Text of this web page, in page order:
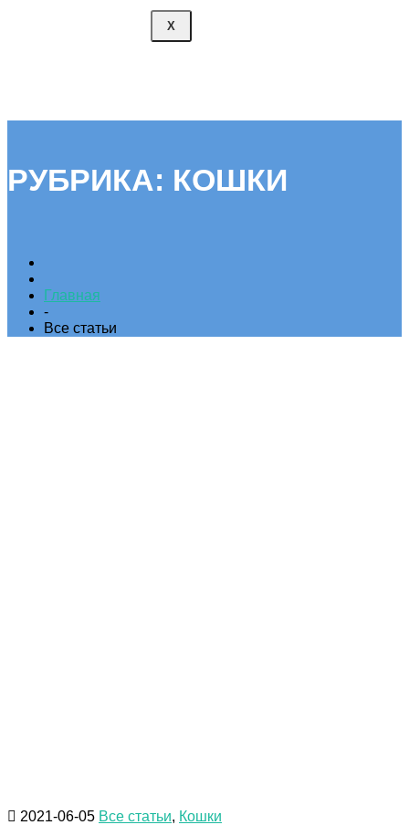
X
РУБРИКА: КОШКИ
Главная
-
Все статьи
2021-06-05 Все статьи, Кошки